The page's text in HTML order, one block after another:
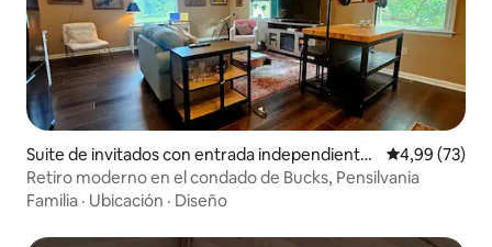
Suite de invitados con entrada independiente
en Furlong
Calificación
4,99 (73)
Retiro moderno en el condado de Bucks, Pensilvania
Familia · Ubicación · Diseño